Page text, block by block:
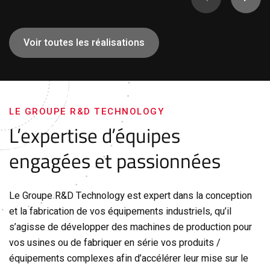
Voir toutes les réalisations
LE GROUPE R&D TECHNOLOGY
L’expertise d’équipes
engagées et passionnées
Le Groupe R&D Technology est expert dans la conception
et la fabrication de vos équipements industriels, qu’il
s’agisse de développer des machines de production pour
vos usines ou de fabriquer en série vos produits /
équipements complexes afin d’accélérer leur mise sur le